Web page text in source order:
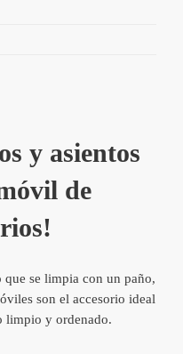
y asientos
de
se limpia con un paño,
son el accesorio ideal
limpio y ordenado.